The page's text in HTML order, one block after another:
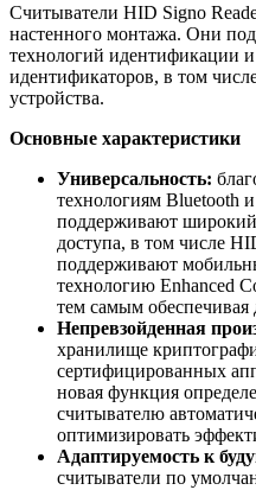
Считыватели HID Signo
настенного монтажа. Они
технологий идентификации
идентификаторов, в том
устройства.
Основные характеристики
Универсальность:
технологиям Bluetooth
поддерживают широкий
доступа, в том числе
поддерживают
технологию Enhanced
тем самым обеспечивая
Непревзойденная
хранилище
сертифицированных
новая функция
считывателю
оптимизировать
Адаптируемость к
считыватели по